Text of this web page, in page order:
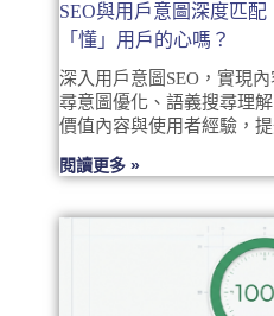
SEO與用戶意圖深度匹
「懂」用戶的心嗎？
深入用戶意圖SEO，實現
尋意圖優化、語義搜尋理
價值內容與使用者經驗，提
閱讀更多 »